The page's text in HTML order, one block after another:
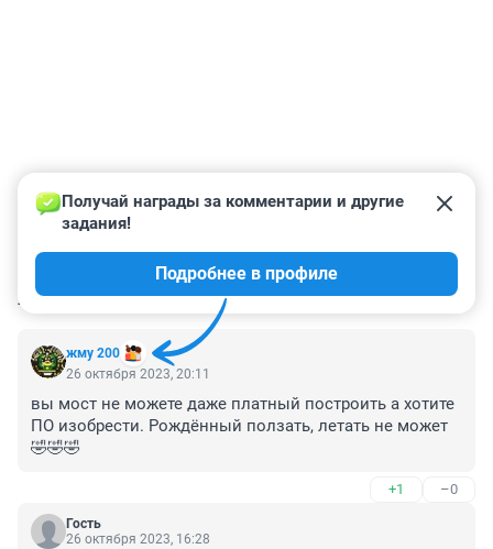
КОММЕНТАРИИ 66
жму 200
Получай награды за комментарии и другие
задания!
Подробнее в профиле
26 октября 2023, 20:11
вы мост не можете даже платный построить а хотите
ПО изобрести. Рождённый ползать, летать не может
🤣🤣🤣
+1 –0
Гость
26 октября 2023, 16:28